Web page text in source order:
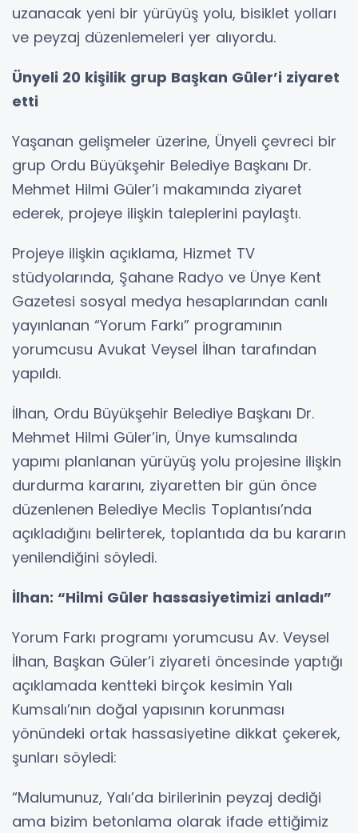
uzanacak yeni bir yürüyüş yolu, bisiklet yolları
ve peyzaj düzenlemeleri yer alıyordu.
Ünyeli 20 kişilik grup Başkan Güler’i ziyaret
etti
Yaşanan gelişmeler üzerine, Ünyeli çevreci bir
grup Ordu Büyükşehir Belediye Başkanı Dr.
Mehmet Hilmi Güler’i makamında ziyaret
ederek, projeye ilişkin taleplerini paylaştı.
Projeye ilişkin açıklama, Hizmet TV
stüdyolarında, Şahane Radyo ve Ünye Kent
Gazetesi sosyal medya hesaplarından canlı
yayınlanan “Yorum Farkı” programının
yorumcusu Avukat Veysel İlhan tarafından
yapıldı.
İlhan, Ordu Büyükşehir Belediye Başkanı Dr.
Mehmet Hilmi Güler’in, Ünye kumsalında
yapımı planlanan yürüyüş yolu projesine ilişkin
durdurma kararını, ziyaretten bir gün önce
düzenlenen Belediye Meclis Toplantısı’nda
açıkladığını belirterek, toplantıda da bu kararın
yenilendiğini söyledi.
İlhan: “Hilmi Güler hassasiyetimizi anladı”
Yorum Farkı programı yorumcusu Av. Veysel
İlhan, Başkan Güler’i ziyareti öncesinde yaptığı
açıklamada kentteki birçok kesimin Yalı
Kumsalı’nın doğal yapısının korunması
yönündeki ortak hassasiyetine dikkat çekerek,
şunları söyledi:
“Malumunuz, Yalı’da birilerinin peyzaj dediği
ama bizim betonlama olarak ifade ettiğimiz